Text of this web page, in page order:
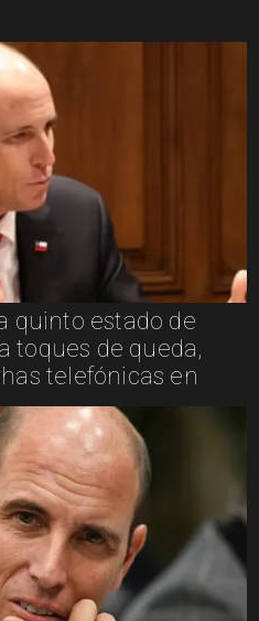
quinto estado de
toques de queda,
telefónicas en